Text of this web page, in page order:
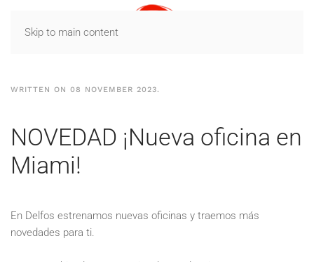
Skip to main content
WRITTEN ON 08 NOVEMBER 2023.
NOVEDAD ¡Nueva oficina en
Miami!
En Delfos estrenamos nuevas oficinas y traemos más
novedades para ti.